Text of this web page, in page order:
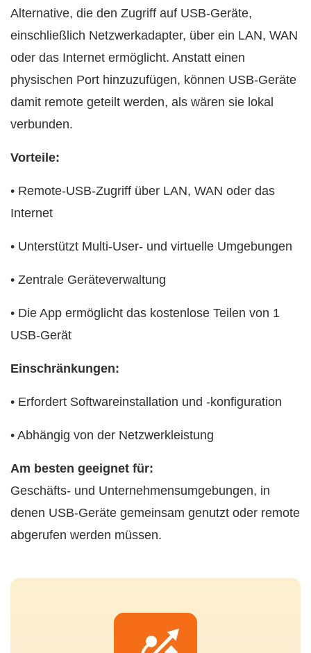
Alternative, die den Zugriff auf USB-Geräte,
einschließlich Netzwerkadapter, über ein LAN, WAN
oder das Internet ermöglicht. Anstatt einen
physischen Port hinzuzufügen, können USB-Geräte
damit remote geteilt werden, als wären sie lokal
verbunden.
Vorteile:
• Remote-USB-Zugriff über LAN, WAN oder das
Internet
• Unterstützt Multi-User- und virtuelle Umgebungen
• Zentrale Geräteverwaltung
• Die App ermöglicht das kostenlose Teilen von 1
USB-Gerät
Einschränkungen:
• Erfordert Softwareinstallation und -konfiguration
• Abhängig von der Netzwerkleistung
Am besten geeignet für:
Geschäfts- und Unternehmensumgebungen, in
denen USB-Geräte gemeinsam genutzt oder remote
abgerufen werden müssen.